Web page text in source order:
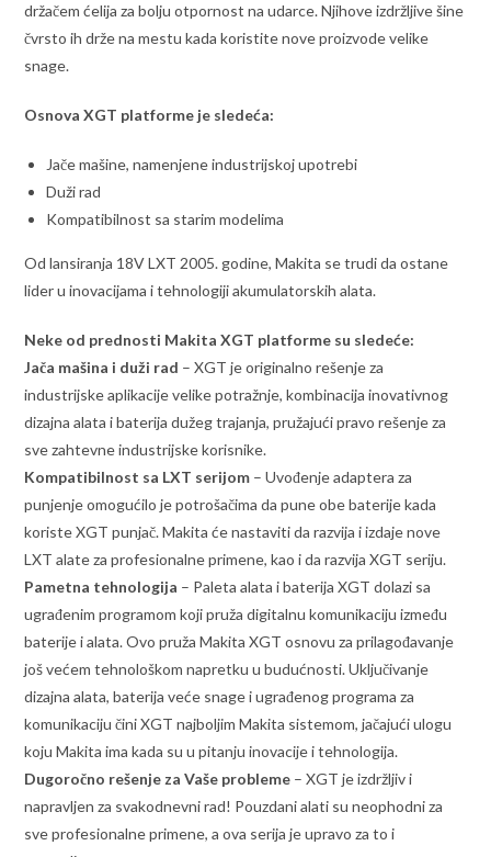
držačem ćelija za bolju otpornost na udarce. Njihove izdržljive šine
čvrsto ih drže na mestu kada koristite nove proizvode velike
snage.
Osnova XGT platforme je sledeća:
Jače mašine, namenjene industrijskoj upotrebi
Duži rad
Kompatibilnost sa starim modelima
Od lansiranja 18V LXT 2005. godine, Makita se trudi da ostane
lider u inovacijama i tehnologiji akumulatorskih alata.
Neke od prednosti Makita XGT platforme su sledeće:
Jača mašina i duži rad – XGT je originalno rešenje za
industrijske aplikacije velike potražnje, kombinacija inovativnog
dizajna alata i baterija dužeg trajanja, pružajući pravo rešenje za
sve zahtevne industrijske korisnike.
Kompatibilnost sa LXT serijom – Uvođenje adaptera za
punjenje omogućilo je potrošačima da pune obe baterije kada
koriste XGT punjač. Makita će nastaviti da razvija i izdaje nove
LXT alate za profesionalne primene, kao i da razvija XGT seriju.
Pametna tehnologija – Paleta alata i baterija XGT dolazi sa
ugrađenim programom koji pruža digitalnu komunikaciju između
baterije i alata. Ovo pruža Makita XGT osnovu za prilagođavanje
još većem tehnološkom napretku u budućnosti. Uključivanje
dizajna alata, baterija veće snage i ugrađenog programa za
komunikaciju čini XGT najboljim Makita sistemom, jačajući ulogu
koju Makita ima kada su u pitanju inovacije i tehnologija.
Dugoročno rešenje za Vaše probleme – XGT je izdržljiv i
napravljen za svakodnevni rad! Pouzdani alati su neophodni za
sve profesionalne primene, a ova serija je upravo za to i